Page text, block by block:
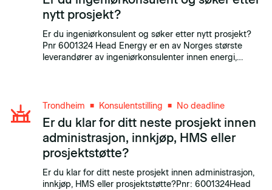
nytt prosjekt?
Er du ingeniørkonsulent og søker etter nytt prosjekt?
Pnr 6001324 Head Energy er en av Norges største
leverandører av ingeniørkonsulenter innen energi,
Trondheim ■ Konsulentstilling ■ No deadline
Er du klar for ditt neste prosjekt innen
administrasjon, innkjøp, HMS eller
prosjektstøtte?
Er du klar for ditt neste prosjekt innen administrasjon,
innkjøp, HMS eller prosjektstøtte?Pnr: 6001324Head